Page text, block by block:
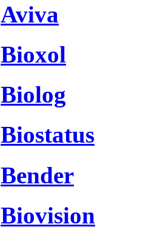
Aviva
Bioxol
Biolog
Biostatus
Bender
Biovision